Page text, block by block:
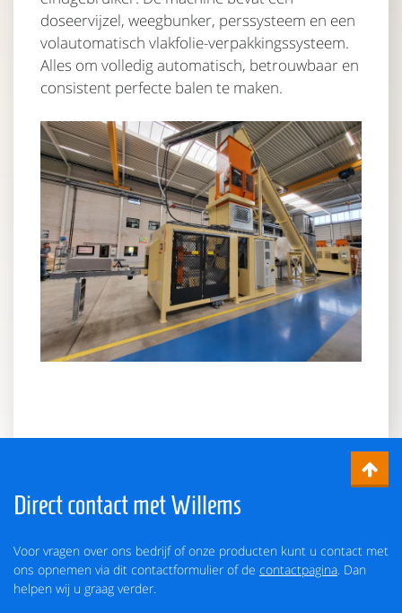
doseervijzel, weegbunker, perssysteem en een
volautomatisch vlakfolie-verpakkingssysteem.
Alles om volledig automatisch, betrouwbaar en
consistent perfecte balen te maken.
Direct contact met Willems
Voor vragen over ons bedrijf of onze producten kunt u contact met
ons opnemen via dit contactformulier of de contactpagina. Dan
helpen wij u graag verder.